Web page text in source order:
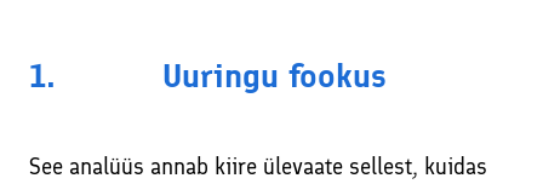
1. Uuringu fookus
See analüüs annab kiire ülevaate sellest, kuidas